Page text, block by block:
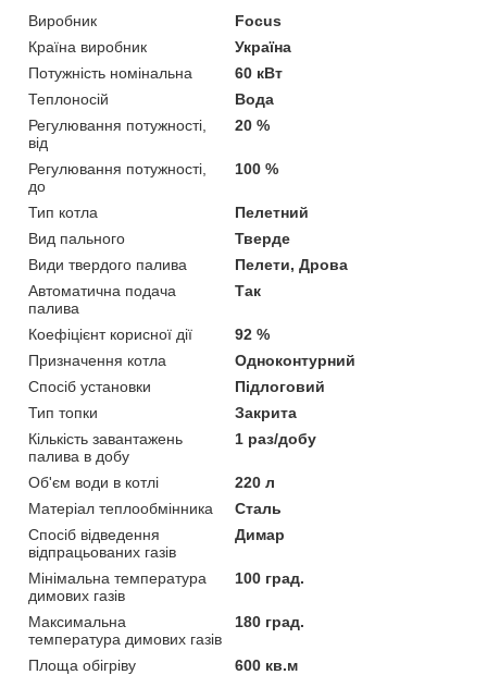
Виробник
Focus
Країна виробник
Україна
Потужність номінальна
60 кВт
Теплоносій
Вода
Регулювання потужності,
від
20 %
Регулювання потужності,
до
100 %
Тип котла
Пелетний
Вид пального
Тверде
Види твердого палива
Пелети, Дрова
Автоматична подача
палива
Так
Коефіцієнт корисної дії
92 %
Призначення котла
Одноконтурний
Спосіб установки
Підлоговий
Тип топки
Закрита
Кількість завантажень
палива в добу
1 раз/добу
Об'єм води в котлі
220 л
Матеріал теплообмінника
Сталь
Спосіб відведення
відпрацьованих газів
Димар
Мінімальна температура
димових газів
100 град.
Максимальна
температура димових газів
180 град.
Площа обігріву
600 кв.м